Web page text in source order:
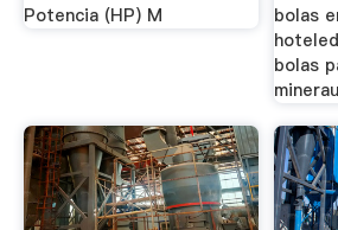
Potencia (HP) M
bolas
bolas